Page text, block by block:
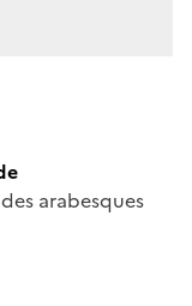
arabesques